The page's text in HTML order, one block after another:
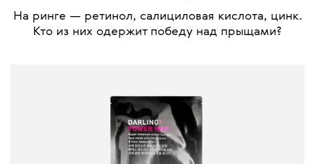
На ринге — ретинол, салициловая кислота, цинк.
Кто из них одержит победу над прыщами?